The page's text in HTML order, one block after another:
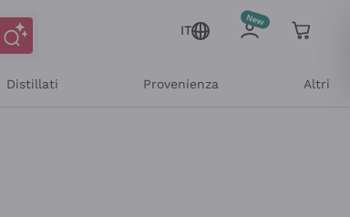
IT
Distillati Provenienza Altri